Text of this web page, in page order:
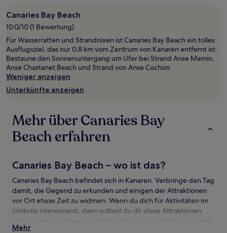
mit
1 Übernachtung
von
2 Erwachsenen
gefunden
wurde.
Preise
und
Verfügbarkeiten
können
ändern.
können
zusätzliche
Canaries Bay Beach
10.0/10 (1 Bewertung)
Für Wasserratten und Strandnixen ist Canaries Bay Beach ein tolles
Ausflugsziel, das nur 0,8 km vom Zentrum von Kanaren entfernt ist.
Bestaune den Sonnenuntergang um Ufer bei Strand Anse Mamin,
Anse Chastanet Beach und Strand von Anse Cochon.
Weniger anzeigen
Unterkünfte anzeigen
Mehr über Canaries Bay
Beach erfahren
Canaries Bay Beach – wo ist das?
Canaries Bay Beach befindet sich in Kanaren. Verbringe den Tag
damit, die Gegend zu erkunden und einigen der Attraktionen
vor Ort etwas Zeit zu widmen. Wenn du dich für Aktivitäten im
Umkreis interessierst, dann solltest du dir diese Attraktionen
Beach.
Mehr